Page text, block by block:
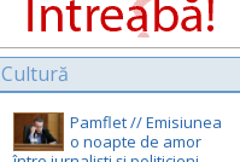
Cultură
Pamflet // Emisiunea
o noapte de amor